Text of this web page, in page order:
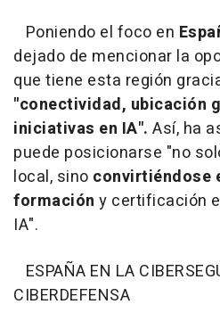
Poniendo el foco en
dejado de mencionar la
que tiene esta región
"conectividad, ubicación
iniciativas en IA". Así, ha
puede posicionarse "no
local, sino convirtiéndose
formación y certificación
IA".
ESPAÑA EN LA
CIBERDEFENSA